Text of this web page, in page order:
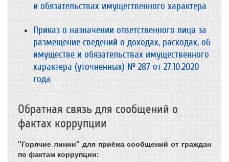
и обязательствах имущественного характера
Приказ о назначении ответственного лица за
размещение сведений о доходах, расходах, об
имуществе и обязательствах имущественного
характера (уточненных) № 287 от 27.10.2020
года
Обратная связь для сообщений о
фактах коррупции
"Горячие линии" для приёма сообщений от граждан
по фактам коррупции: